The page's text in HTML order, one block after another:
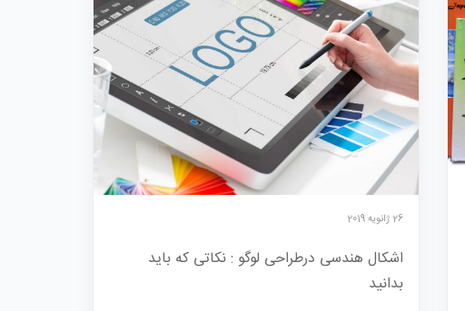
26 ژانویه 2019
اشکال هندسی درطراحی لوگو : نکاتی که باید
بدانید